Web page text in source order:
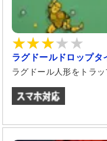
ラグドールドロップタ
ラグドール人形をトラ